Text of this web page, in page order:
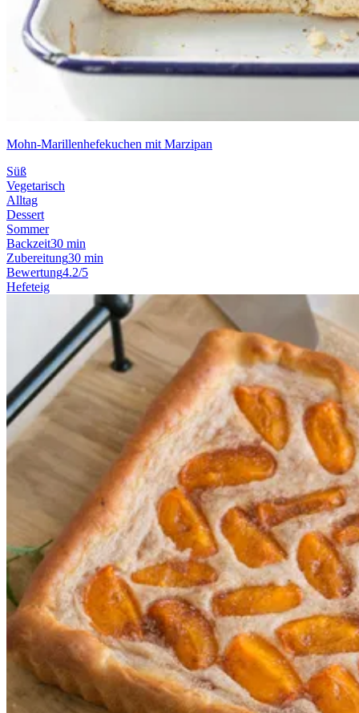
Mohn-Marillenhefekuchen mit Marzipan
Süß
Vegetarisch
Alltag
Dessert
Sommer
Backzeit30 min
Zubereitung30 min
Bewertung4.2/5
Hefeteig